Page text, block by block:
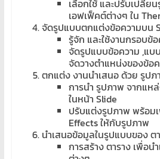
โปรแกรม
พิเศษ
เลือกใช้ และปรับเปลี่
เอฟเฟ็คต์ต่างๆ ใน
จัดรูปแบบตกแต่งข้อความบน
รู้จัก และใช้งานกรอบข้
จัดรูปแบบข้อความ ,แบ
จัดวางตำแหน่งของข้อ
ตกแต่ง งานนำเสนอ ด้วย รูปภ
การนำ รูปภาพ จากแห
ในหน้า Slide
ปรับแต่งรูปภาพ พร้อม
Effects ให้กับรูปภาพ
นำเสนอข้อมูลในรูปแบบของ ต
การสร้าง ตาราง เพื่อ